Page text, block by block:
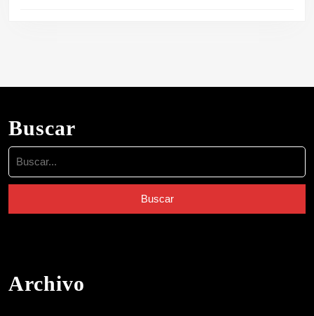
Buscar
Buscar:
Archivo